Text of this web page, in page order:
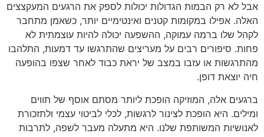
אבל לא רק הבמות הגדולות יכולות לספק את הרגעים המעקצצים
האלה. אפילו במקומות קטנים ואינטימיים יותר, כשאמן מתחבר
לקהל שלו ברמה עמוקה, ההשפעה יכולה להיות עוצמתית לא
פחות. סיפורים רבים על מעריצים שהתרגשו עד דמעות, התלהבו
מהתרגשות או עזבו במצב של יראת כבוד לאחר שצפו בהופעה
חיה יוצאת דופן.
ברגעים אלה, המוזיקה הופכת ליותר מסתם אוסף של תווים
ומילים. היא הופכת לצינור לרגשות, לכלי לביטוי עצמי ולתזכורת
לאנושיות המשותפת שלנו. היא מתעלה מעבר לשפה, לתרבות